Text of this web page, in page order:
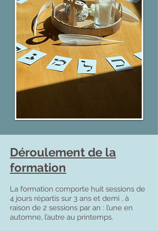
Déroulement de la
formation
La formation comporte huit sessions de
4 jours répartis sur 3 ans et demi , à
raison de 2 sessions par an : l’une en
automne, l’autre au printemps.